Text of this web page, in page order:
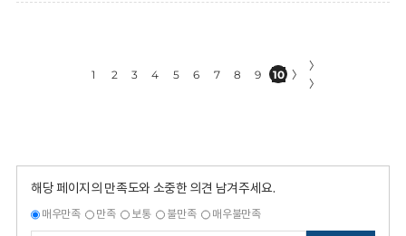
1 2 3 4 5 6 7 8 9 10 〉
〉
〉
해당 페이지의 만족도와 소중한 의견 남겨주세요.
매우만족 만족 보통 불만족 매우불만족